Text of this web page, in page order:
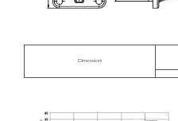
Dimensioni